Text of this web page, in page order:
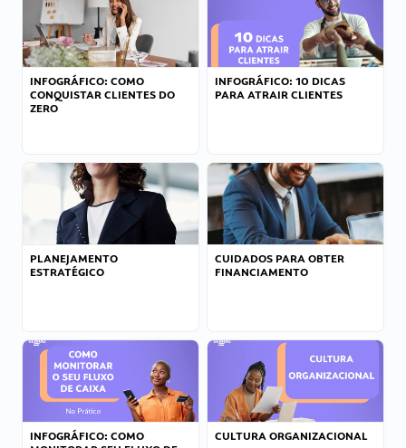
INFOGRÁFICO: COMO
CONQUISTAR CLIENTES DO
ZERO
INFOGRÁFICO: 10 DICAS
PARA ATRAIR CLIENTES
PLANEJAMENTO
ESTRATÉGICO
CUIDADOS PARA OBTER
FINANCIAMENTO
INFOGRÁFICO: COMO
CULTURA ORGANIZACIONAL